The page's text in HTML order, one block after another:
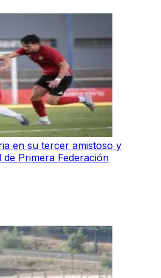
en su tercer amistoso y
Primera Federación